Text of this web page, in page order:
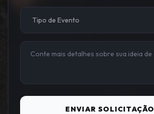
ENVIAR SOLICITAÇÃO